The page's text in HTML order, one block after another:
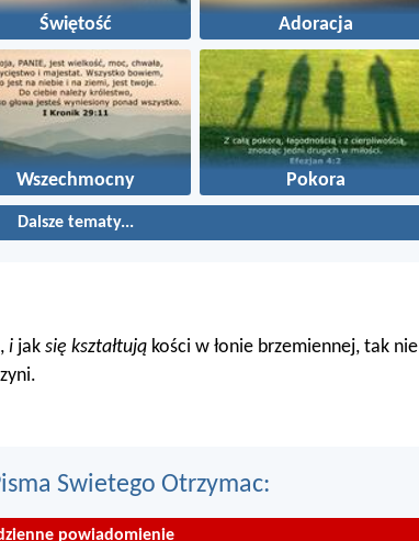
Świętość Adoracja
Wszechmocny Pokora
Dalsze tematy...
i jak się kształtują kości w łonie brzemiennej, tak nie
Swietego Otrzymac:
powiadomienie